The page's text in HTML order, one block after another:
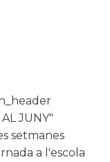
JUNY"
setmanes
a l'escola